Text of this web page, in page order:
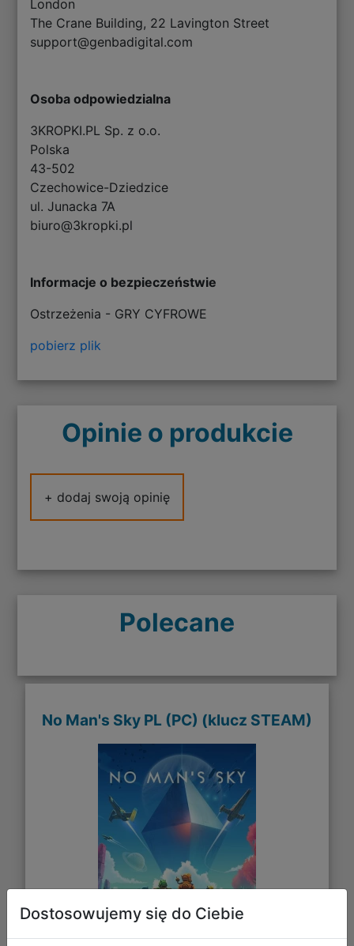
London
The Crane Building, 22 Lavington Street
support@genbadigital.com
Osoba odpowiedzialna
3KROPKI.PL Sp. z o.o.
Polska
43-502
Czechowice-Dziedzice
ul. Junacka 7A
biuro@3kropki.pl
Informacje o bezpieczeństwie
Ostrzeżenia - GRY CYFROWE
pobierz plik
Opinie o produkcie
+ dodaj swoją opinię
Polecane
No Man's Sky PL (PC) (klucz STEAM)
Dostosowujemy się do Ciebie